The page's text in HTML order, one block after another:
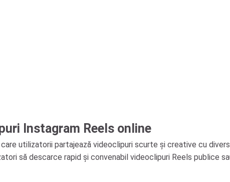
Instagram Reels online
utilizatorii partajează videoclipuri scurte și creative cu
să descarce rapid și convenabil videoclipuri Reels publice